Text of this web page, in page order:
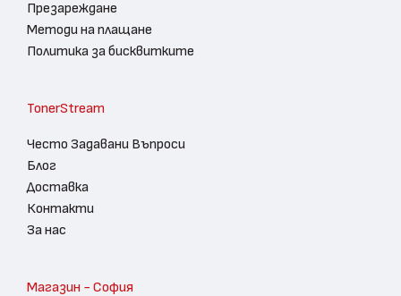
Презареждане
Методи на плащане
Политика за бисквитките
TonerStream
Често Задавани Въпроси
Блог
Доставка
Контакти
За нас
Магазин - София